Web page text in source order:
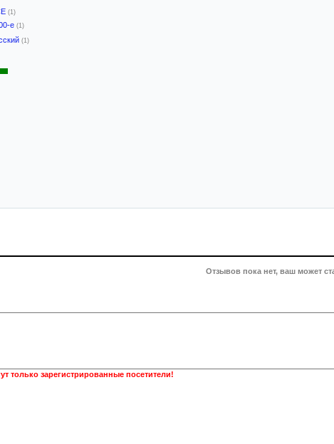
(1)
е (1)
(1)
Отзывов пока нет, ваш может
только зарегистрированные посетители!